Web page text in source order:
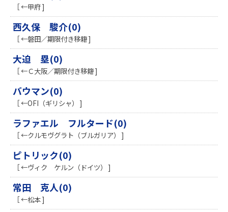
［ ←甲府 ]
西久保 駿介(0)
［ ←磐田／期限付き移籍 ]
大迫 塁(0)
［ ←Ｃ大阪／期限付き移籍 ]
バウマン(0)
［ ←OFI（ギリシャ） ]
ラファエル フルタード(0)
［ ←クルモヴグラト（ブルガリア） ]
ピトリック(0)
［ ←ヴィク ケルン（ドイツ） ]
常田 克人(0)
［ ←松本 ]